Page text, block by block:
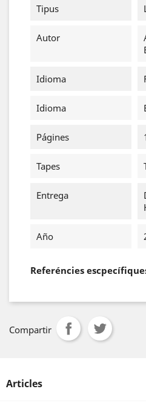
Tipus
Autor
Idioma
Idioma
Págines
Tapes
Entrega
Año
Referéncies
Compartir
Articles